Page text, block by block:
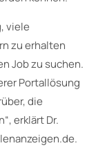
viele
zu erhalten
Job zu suchen.
Portallösung
die
erklärt Dr.